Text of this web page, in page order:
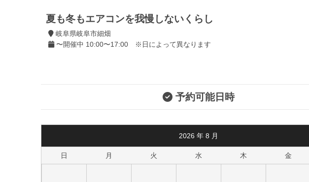
夏も冬もエアコンを我慢しないくらし
岐阜県岐阜市細畑
〜開催中 10:00〜17:00 ※日によって異なります
予約可能日時
2026 年 8 月
日 月 火 水 木 金